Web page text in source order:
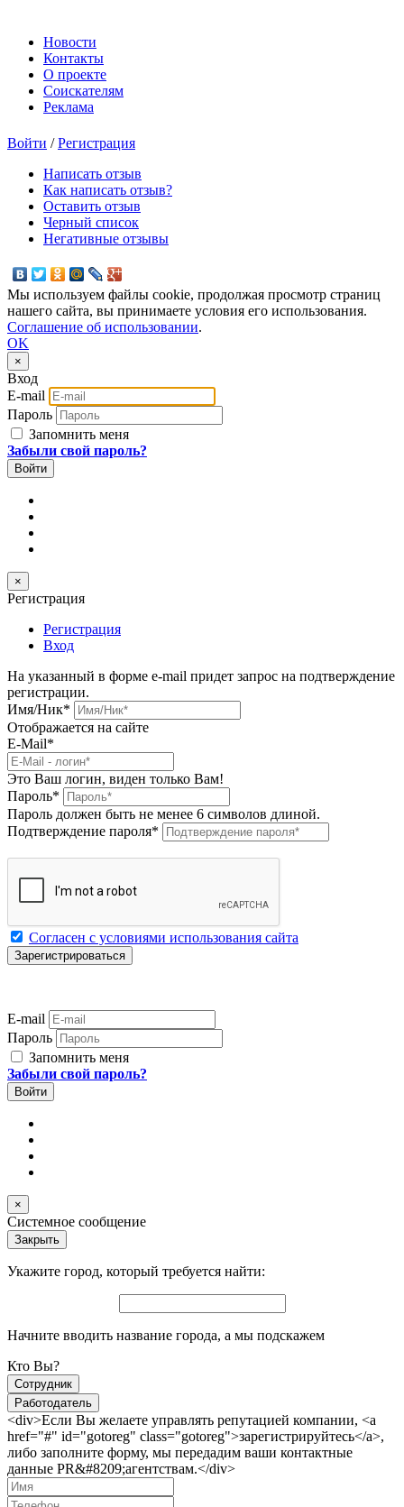
Новости
Контакты
О проекте
Соискателям
Реклама
Войти /Регистрация
Написать отзыв
Как написать отзыв?
Оставить отзыв
Черный список
Негативные отзывы
Мы используем файлы cookie, продолжая просмотр страниц
нашего сайта, вы принимаете условия его использования.
Соглашение об использовании.
OK
×
Вход
E-mail
Пароль
Запомнить меня
Забыли свой пароль?
×
Регистрация
Регистрация
Вход
На указанный в форме e-mail придет запрос на подтверждение
регистрации.
Имя/Ник*
Отображается на сайте
E-Mail*
Это Ваш логин, виден только Вам!
Пароль*
Пароль должен быть не менее 6 символов длиной.
Подтверждение пароля*
Согласен с условиями использования сайта
E-mail
Пароль
Запомнить меня
Забыли свой пароль?
×
Системное сообщение
Закрыть
Укажите город, который требуется найти:
Начните вводить название города, а мы подскажем
Кто Вы?
Сотрудник
Работодатель
<div>Если Вы желаете управлять репутацией компании, <a
href="#" id="gotoreg" class="gotoreg">зарегистрируйтесь</a>,
либо заполните форму, мы передадим ваши контактные
данные PR&#8209;агентствам.</div>